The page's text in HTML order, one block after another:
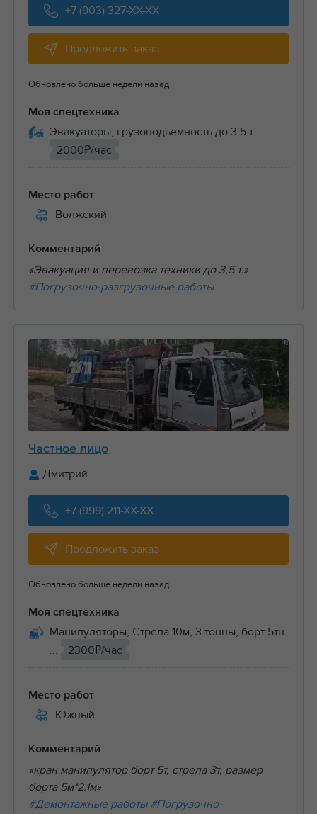
+7 (903) 327-XX-XX
Предложить заказ
Обновлено больше недели назад
Моя спецтехника
Эвакуаторы, грузоподьемность до 3.5 т.
2000₽/час
Место работ
Волжский
Комментарий
«Эвакуация и перевозка техники до 3,5 т.»
#Погрузочно-разгрузочные работы
Частное лицо
Дмитрий
+7 (999) 211-XX-XX
Предложить заказ
Обновлено больше недели назад
Моя спецтехника
Манипуляторы, Стрела 10м, 3 тонны, борт 5тн
...
2300₽/час
Место работ
Южный
Комментарий
«кран манипулятор борт 5т, стрела 3т, размер
борта 5м*2.1м»
#Демонтажные работы #Погрузочно-